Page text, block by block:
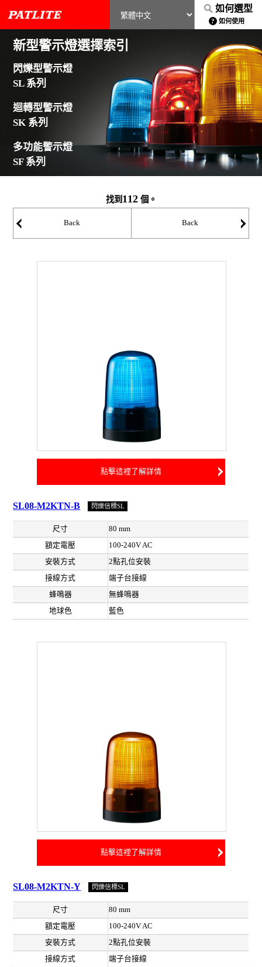
如何選型
如何使用
新型警示燈選擇索引
閃爍型警示燈
SL 系列
迴轉型警示燈
SK 系列
多功能警示燈
SF 系列
找到112個。
Back Back
點擊這裡了解詳情
SL08-M2KTN-B 閃爍信標SL
尺寸
80 mm
額定電壓
100-240V AC
安裝方式
2點孔位安裝
接線方式
端子台接線
蜂鳴器
無蜂鳴器
地球色
藍色
點擊這裡了解詳情
SL08-M2KTN-Y 閃爍信標SL
尺寸
80 mm
額定電壓
100-240V AC
安裝方式
2點孔位安裝
接線方式
端子台接線